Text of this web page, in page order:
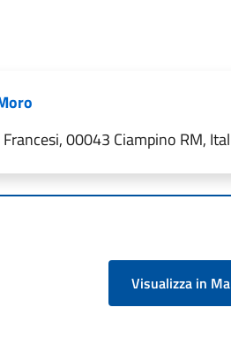
00043 Ciampino RM,
Visualizza in